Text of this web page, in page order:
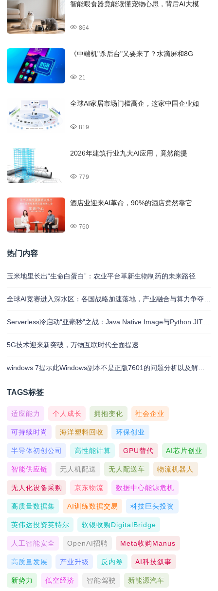
智能喂食器竟能读懂宠物心思，背后AI大模
864
《中端机"杀后台"又要来了？水滴屏和8G
21
全球AI家居市场门槛高企，这家中国企业如
819
2026年建筑行业九大AI应用，竟然能提
779
酒店业迎来AI革命，90%的酒店竟然靠它
760
热门内容
玉米地里长出“生命白蛋白”：农业平台革新生物制药的未来路径
全球AI竞赛进入深水区：各国战略加速落地，产业融合与算力争夺白热化
Serverless冷启动“亚毫秒”之战：Java Native Image与Python JIT的对决实录
5G技术迎来新突破，万物互联时代全面提速
windows 7提示此Windows副本不是正版7601的问题分析以及解决方法
TAGS标签
适应能力 个人成长 拥抱变化 社会企业
可持续时尚 海洋塑料回收 环保创业
半导体初创公司 高性能计算 GPU替代 AI芯片创业
智能供应链 无人机配送 无人配送车 物流机器人
无人化设备采购 京东物流 数据中心能源危机
高质量数据集 AI训练数据交易 科技巨头投资
英伟达投资英特尔 软银收购DigitalBridge
人工智能安全 OpenAI招聘 Meta收购Manus
高质量发展 产业升级 反内卷 AI科技叙事
新势力 低空经济 智能驾驶 新能源汽车